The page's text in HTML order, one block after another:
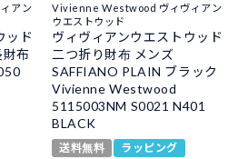
アン
ッド
布
Vivienne Westwood ヴィヴィアン
ウエストウッド
ヴィヴィアンウエストウッド
二つ折り財布 メンズ
SAFFIANO PLAIN ブラック
Vivienne Westwood
5115003NM S0021 N401
BLACK
送料無料 ラッピング